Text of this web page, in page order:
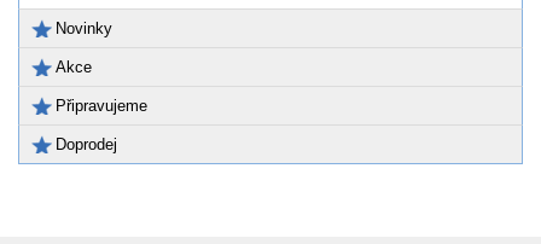
Novinky
Akce
Připravujeme
Doprodej